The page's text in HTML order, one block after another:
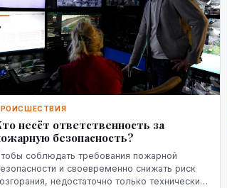
несёт ответственность за
безопасность?
соблюдать требования пожарной
и своевременно снижать риск
недостаточно только технических